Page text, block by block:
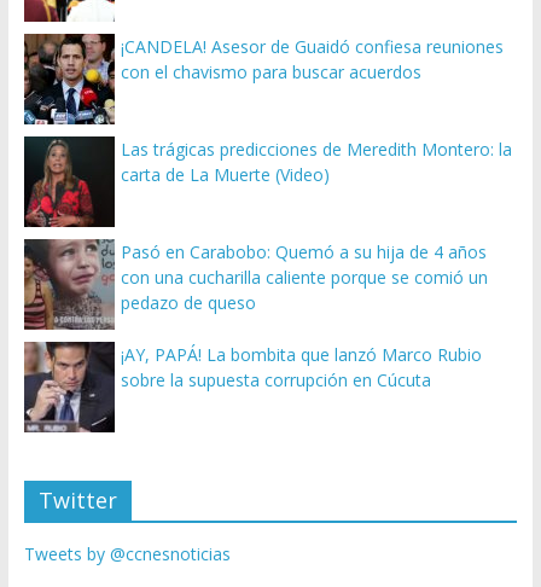
¡CANDELA! Asesor de Guaidó confiesa reuniones
con el chavismo para buscar acuerdos
Las trágicas predicciones de Meredith Montero: la
carta de La Muerte (Video)
Pasó en Carabobo: Quemó a su hija de 4 años
con una cucharilla caliente porque se comió un
pedazo de queso
¡AY, PAPÁ! La bombita que lanzó Marco Rubio
sobre la supuesta corrupción en Cúcuta
Twitter
Tweets by @ccnesnoticias